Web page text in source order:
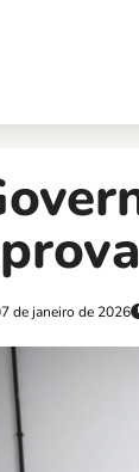
de janeiro de 2026